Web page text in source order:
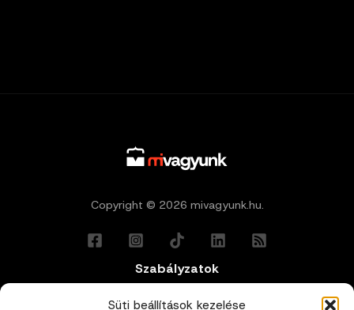
Süti beállítások kezelése
Copyright © 2026 mivagyunk.hu.
Szabályzatok
Általános Felhasználási Feltételek